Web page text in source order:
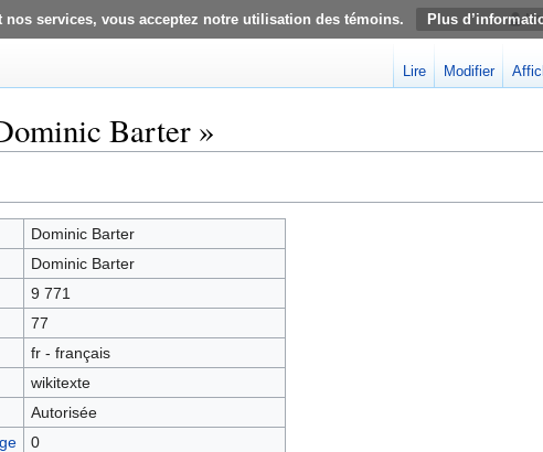
services, vous acceptez notre utilisation des témoins. Plus
Barter »
Dominic Barter
Dominic Barter
9 771
77
fr - français
wikitexte
Autorisée
0
Lire Modifier